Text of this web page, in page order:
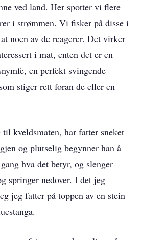
ved land. Her spotter vi flere
i strømmen. Vi fisker på disse i
noen av de reagerer. Det virker
i mat, enten det er en
en perfekt svingende
stiger rett foran de eller en
kveldsmaten, har fatter sneket
og plutselig begynner han å
hva det betyr, og slenger
springer nedover. I det jeg
jeg fatter på toppen av en stein